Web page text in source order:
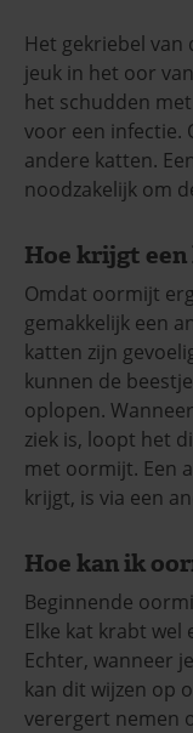
Het gekriebel
jeuk in het oor
het schudden
voor een infectie.
andere katten.
noodzakelijk om
Hoe krijgt
Omdat oormijt
gemakkelijk een
katten zijn
kunnen de
oplopen.
ziek is, loopt het
met oormijt. Een
krijgt, is via een
Hoe kan ik
Beginnende
Elke kat krabt
Echter, wanneer
kan dit wijzen op
verergert nemen